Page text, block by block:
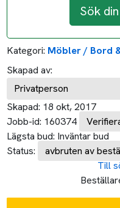
Sök
Kategori: Möbler / Bord
Skapad av:
Privatperson
Skapad: 18 okt, 2017
Jobb-id: 160374
Lägsta bud: Inväntar bud
Status:
avbruten av
Till